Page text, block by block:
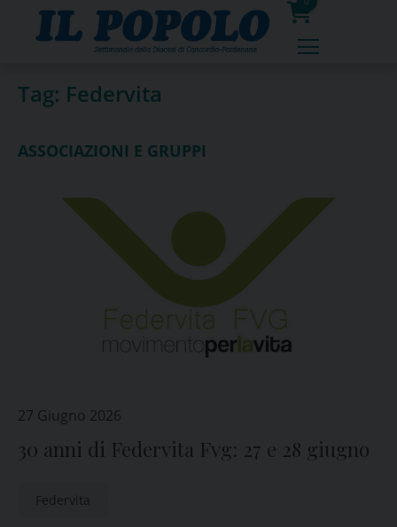
0
prodotti
Tag: Federvita
ASSOCIAZIONI E GRUPPI
27 Giugno 2026
30 anni di Federvita Fvg: 27 e 28 giugno
Federvita